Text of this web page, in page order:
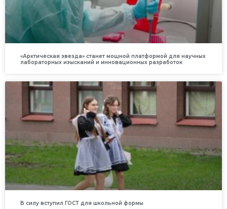
«Арктическая звезда» станет мощной платформой для научных
лабораторных изысканий и инновационных разработок
В силу вступил ГОСТ для школьной формы